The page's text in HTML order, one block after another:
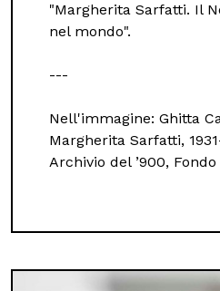
"Margherita Sarfatti. Il
nel mondo".
---
Nell'immagine: Ghitta
Margherita Sarfatti,
Archivio del ’900,